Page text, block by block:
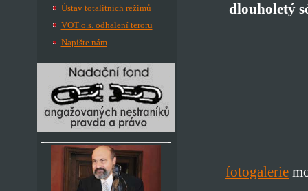
Ústav totalitních režimů
VOT o.s. odhalení teroru
Napište nám
dlouholetý
fotogalerie